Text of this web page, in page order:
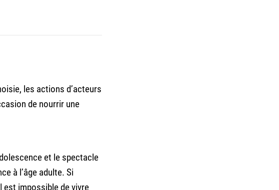
les actions d’acteurs
de nourrir une
et le spectacle
à l’âge adulte. Si
est impossible de vivre